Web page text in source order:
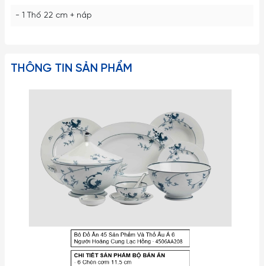
- 1 Thố 22 cm + nắp
THÔNG TIN SẢN PHẨM